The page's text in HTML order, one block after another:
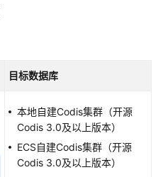
目标数据库
本地自建Codis集群（开源
Codis 3.0及以上版本）
ECS自建Codis集群（开源
Codis 3.0及以上版本）